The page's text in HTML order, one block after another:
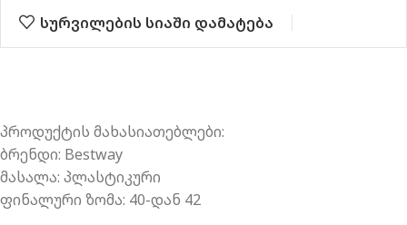
სურვილების სიაში დამატება
პროდუქტის მახასიათებლები:
ბრენდი: Bestway
მასალა: პლასტიკური
ფინალური ზომა: 40-დან 42